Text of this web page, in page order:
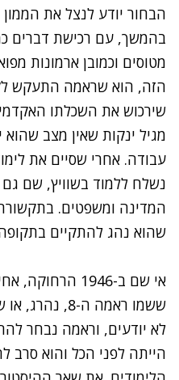
הבחור יודע לנצל את
בהמשך, עם רכישת דברים
מטוסים וכמובן ארמונות
הזה, הוא שראמה התעקש
שירכוש את השכלתו
מגיל ינקות שאין מצב שהוא
עבודה. אחרי שסיים את
נשלח ללמוד בשוויץ, שם
המדינה ומשפטים.
שהוא נהג להתקיים
אי שם ב-1946
ששמו ראמה ה-
לא יודעים, וראמה נבחר
הייתה לפני הכל והוא סרב